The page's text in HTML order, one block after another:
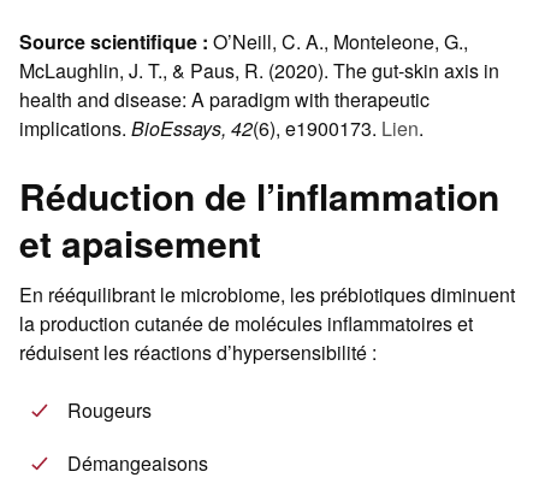
Source scientifique : O’Neill, C. A., Monteleone, G.,
McLaughlin, J. T., & Paus, R. (2020). The gut-skin axis in
health and disease: A paradigm with therapeutic
implications. BioEssays, 42(6), e1900173. Lien.
Réduction de l’inflammation
et apaisement
En rééquilibrant le microbiome, les prébiotiques diminuent
la production cutanée de molécules inflammatoires et
réduisent les réactions d’hypersensibilité :
Rougeurs
Démangeaisons